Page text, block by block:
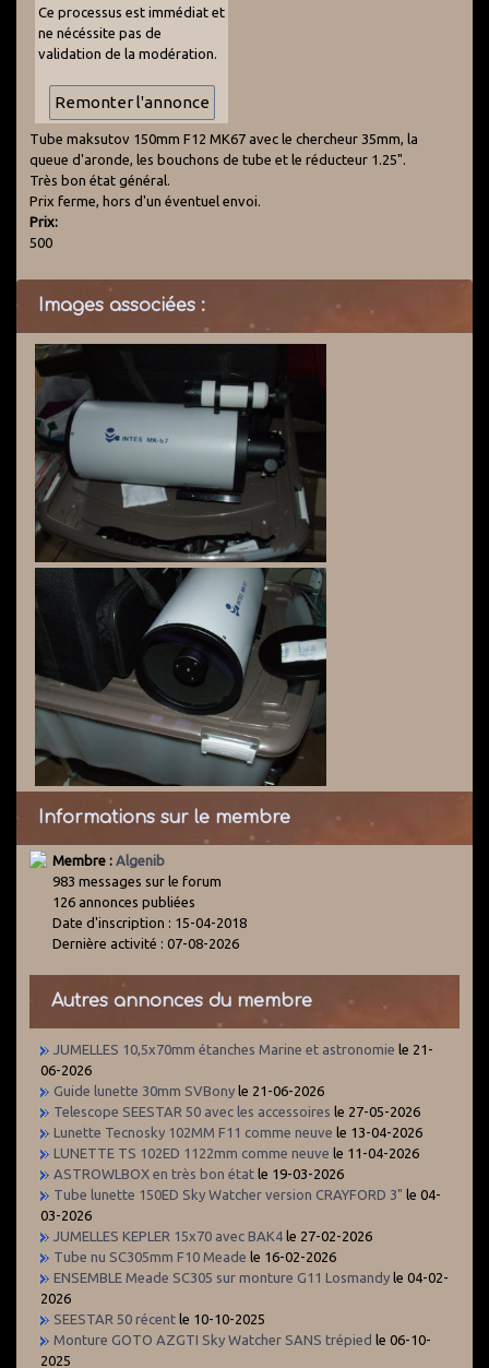
Ce processus est immédiat et
ne nécéssite pas de
validation de la modération.
Tube maksutov 150mm F12 MK67 avec le chercheur 35mm, la
queue d'aronde, les bouchons de tube et le réducteur 1.25".
Très bon état général.
Prix ferme, hors d'un éventuel envoi.
Prix:
500
Images associées :
Informations sur le membre
Membre : Algenib
983 messages sur le forum
126 annonces publiées
Date d'inscription : 15-04-2018
Dernière activité : 07-08-2026
Autres annonces du membre
JUMELLES 10,5x70mm étanches Marine et astronomie le 21-
06-2026
Guide lunette 30mm SVBony le 21-06-2026
Telescope SEESTAR 50 avec les accessoires le 27-05-2026
Lunette Tecnosky 102MM F11 comme neuve le 13-04-2026
LUNETTE TS 102ED 1122mm comme neuve le 11-04-2026
ASTROWLBOX en très bon état le 19-03-2026
Tube lunette 150ED Sky Watcher version CRAYFORD 3" le 04-
03-2026
JUMELLES KEPLER 15x70 avec BAK4 le 27-02-2026
Tube nu SC305mm F10 Meade le 16-02-2026
ENSEMBLE Meade SC305 sur monture G11 Losmandy le 04-02-
2026
SEESTAR 50 récent le 10-10-2025
Monture GOTO AZGTI Sky Watcher SANS trépied le 06-10-
2025